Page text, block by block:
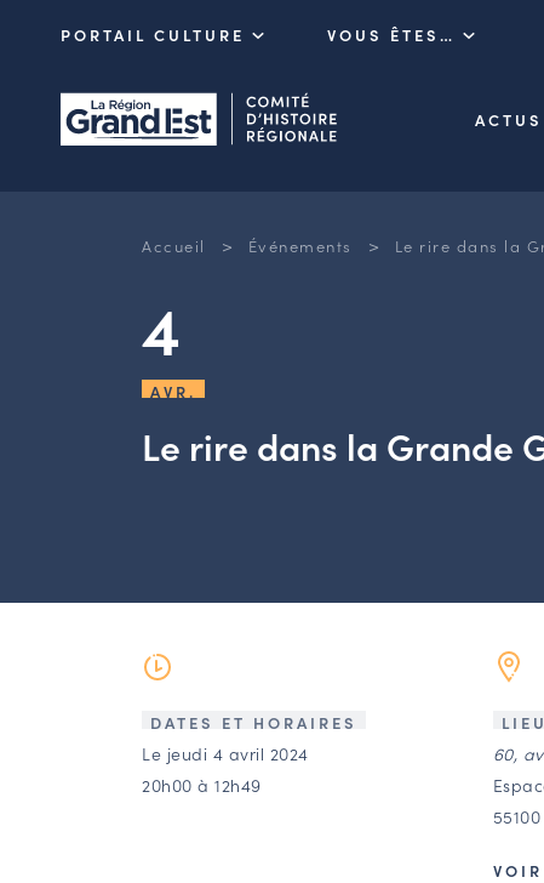
PORTAIL CULTURE VOUS ÊTES…
ACTUS
Accueil > Événements > Le rire dans la
4
AVR.
Le rire dans la Grande
DATES ET HORAIRES
Le jeudi 4 avril 2024
20h00 à 12h49
LIEU
60,